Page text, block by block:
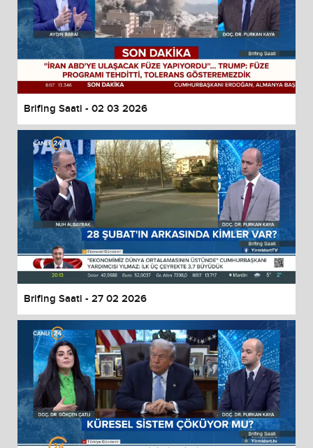
Brifing Saati - 02 03 2026
Brifing Saati - 27 02 2026